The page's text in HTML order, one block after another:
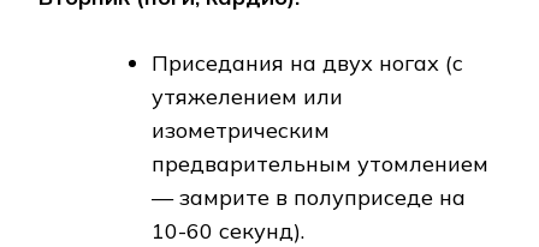
Приседания на двух ногах (с
утяжелением или
изометрическим
предварительным утомлением
— замрите в полуприседе на
10-60 секунд).